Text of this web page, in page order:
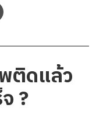
ติดแล้ว
?